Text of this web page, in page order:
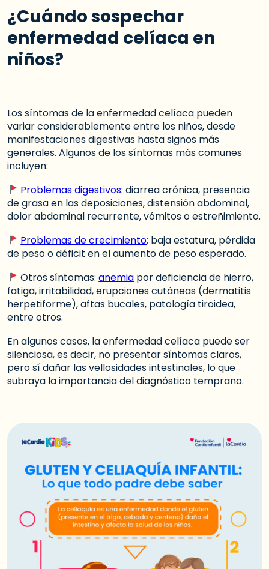
¿Cuándo sospechar
enfermedad celíaca en
niños?
Los síntomas de la enfermedad celíaca pueden
variar considerablemente entre los niños, desde
manifestaciones digestivas hasta signos más
generales. Algunos de los síntomas más comunes
incluyen:
Problemas digestivos: diarrea crónica, presencia
de grasa en las deposiciones, distensión abdominal,
dolor abdominal recurrente, vómitos o estreñimiento.
Problemas de crecimiento: baja estatura, pérdida
de peso o déficit en el aumento de peso esperado.
Otros síntomas:anemia por deficiencia de hierro,
fatiga, irritabilidad, erupciones cutáneas (dermatitis
herpetiforme), aftas bucales, patología tiroidea,
entre otros.
En algunos casos, la enfermedad celíaca puede ser
silenciosa, es decir, no presentar síntomas claros,
pero sí dañar las vellosidades intestinales, lo que
subraya la importancia del diagnóstico temprano.